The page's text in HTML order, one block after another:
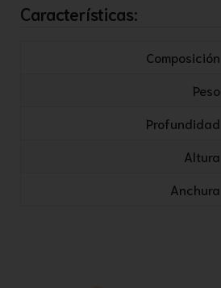
Características:
Composición
Peso
Profundidad
Altura
Anchura